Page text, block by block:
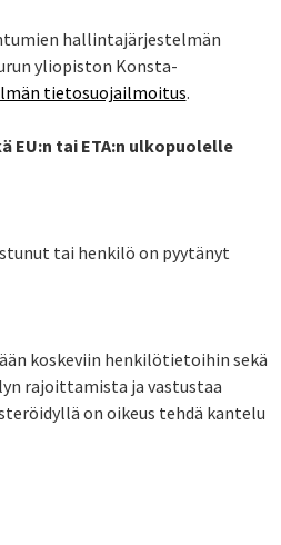
hallintajärjestelmän
yliopiston Konsta-
tietosuojailmoitus.
tai ETA:n ulkopuolelle
tai henkilö on pyytänyt
koskeviin henkilötietoihin sekä
rajoittamista ja vastustaa
on oikeus tehdä kantelu